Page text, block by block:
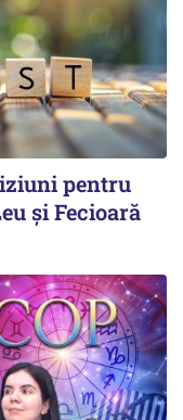
pentru
și Fecioară